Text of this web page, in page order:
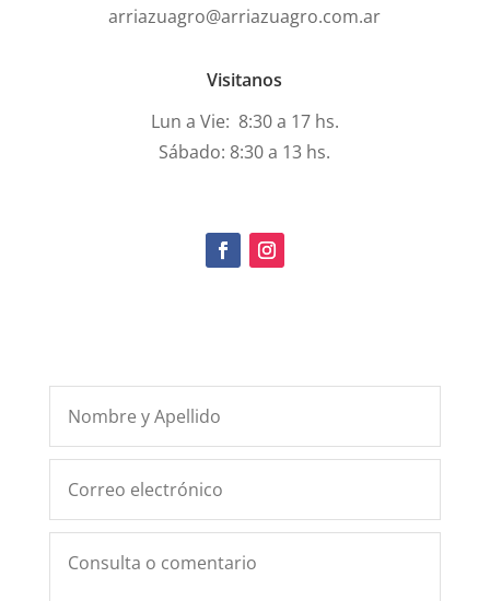
arriazuagro@arriazuagro.com.ar
Visitanos
Lun a Vie: 8:30 a 17 hs.
Sábado: 8:30 a 13 hs.